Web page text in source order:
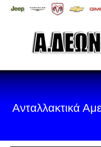
Ανταλλακτικά